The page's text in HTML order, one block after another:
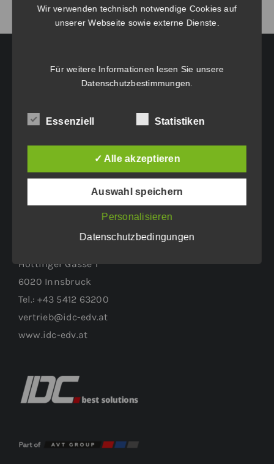
Netzwerk
Menge
HAUPTGESCHÄFTSSITZ:
Eichenweg 42
Tel.: +43 5412 63200
WEITERER STANDORT:
Höttinger Gasse 1
6020 Innsbruck
Tel.: +43 5412 63200
vertrieb@idc-edv.at
www.idc-edv.at
Wir verwenden technisch notwendige Cookies auf
unserer Webseite sowie externe Dienste.
Für weitere Informationen lesen Sie unsere
Datenschutzbestimmungen
Essenziell Statistiken
✓ Alle akzeptieren
Auswahl speichern
Personalisieren
Datenschutzbedingungen